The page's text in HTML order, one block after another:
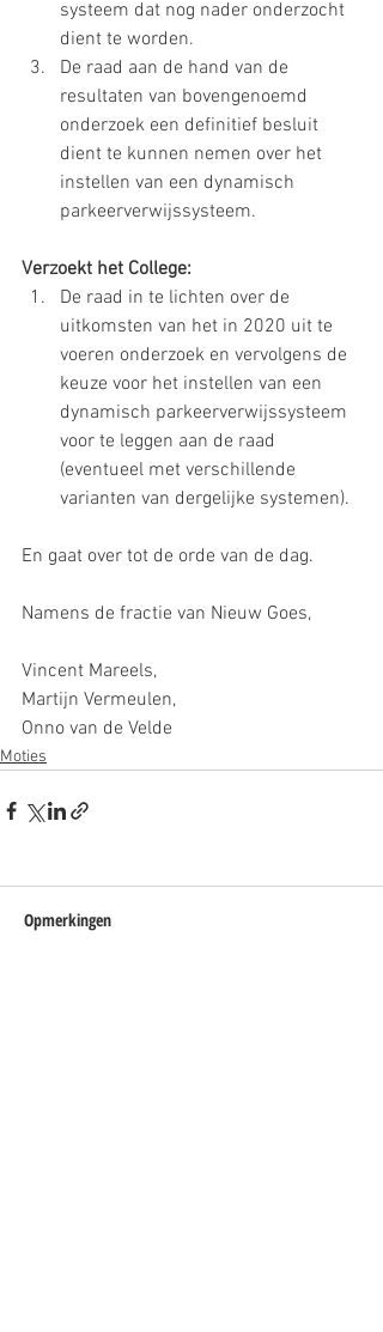
systeem dat nog nader onderzocht
dient te worden.
De raad aan de hand van de
resultaten van bovengenoemd
onderzoek een definitief besluit
dient te kunnen nemen over het
instellen van een dynamisch
parkeerverwijssysteem.
Verzoekt het College:
De raad in te lichten over de
uitkomsten van het in 2020 uit te
voeren onderzoek en vervolgens de
keuze voor het instellen van een
dynamisch parkeerverwijssysteem
voor te leggen aan de raad
(eventueel met verschillende
varianten van dergelijke systemen).
En gaat over tot de orde van de dag.
Namens de fractie van Nieuw Goes,
Vincent Mareels,
Martijn Vermeulen,
Onno van de Velde
Moties
Opmerkingen